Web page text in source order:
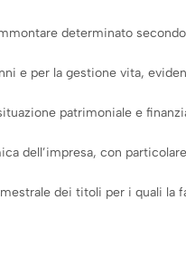
determinato
e per la gestione vita,
patrimoniale e
dell’impresa, con
dei titoli per i quali la